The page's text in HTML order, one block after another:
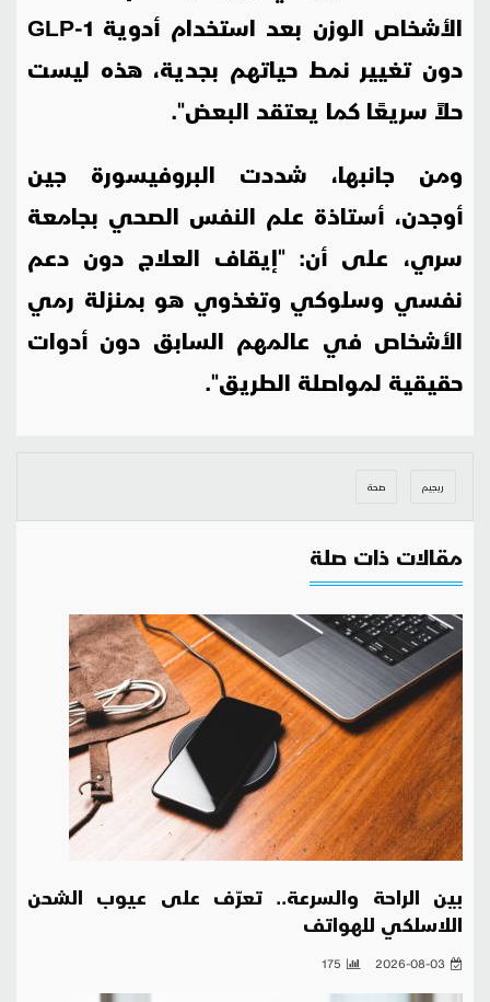
الأشخاص الوزن بعد استخدام أدوية GLP-1
دون تغيير نمط حياتهم بجدية، هذه ليست
حلاً سريعًا كما يعتقد البعض".
ومن جانبها، شددت البروفيسورة جين
أوجدن، أستاذة علم النفس الصحي بجامعة
سري، على أن: "إيقاف العلاج دون دعم
نفسي وسلوكي وتغذوي هو بمنزلة رمي
الأشخاص في عالمهم السابق دون أدوات
حقيقية لمواصلة الطريق".
ريجيم صحة
مقالات ذات صلة
بين الراحة والسرعة.. تعرّف على عيوب الشحن
اللاسلكي للهواتف
2026-08-03
175